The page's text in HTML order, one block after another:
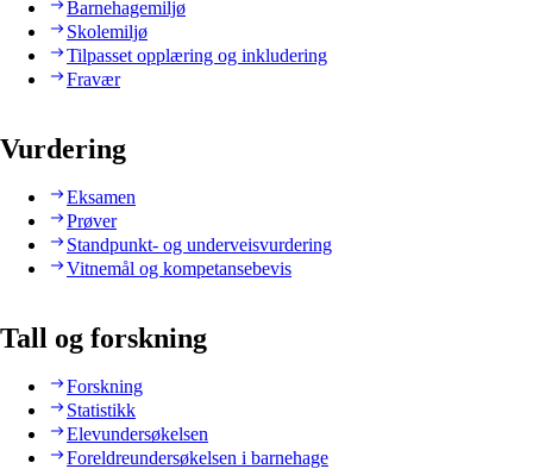
Barnehagemiljø
Skolemiljø
Tilpasset opplæring og inkludering
Fravær
Vurdering
Eksamen
Prøver
Standpunkt- og underveisvurdering
Vitnemål og kompetansebevis
Tall og forskning
Forskning
Statistikk
Elevundersøkelsen
Foreldreundersøkelsen i barnehage